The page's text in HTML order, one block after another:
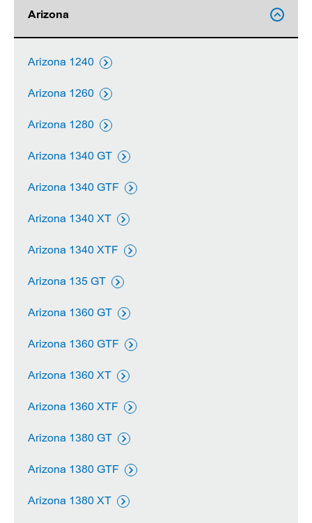
Arizona 
Arizona 1240 
Arizona 1260 
Arizona 1280 
Arizona 1340 GT 
Arizona 1340 GTF 
Arizona 1340 XT 
Arizona 1340 XTF 
Arizona 135 GT 
Arizona 1360 GT 
Arizona 1360 GTF 
Arizona 1360 XT 
Arizona 1360 XTF 
Arizona 1380 GT 
Arizona 1380 GTF 
Arizona 1380 XT 